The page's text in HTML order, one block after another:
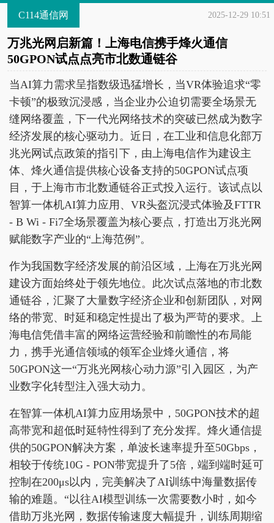
C114通信网 2025-12-29 10:51
万兆光网启新篇！上海电信携手烽火通信
50GPON试点点亮市北数通链谷
当AI算力需求呈指数级迅猛增长，当VR体验追求“零
卡顿”的极致沉浸感，当企业办公迫切需要全场景无
缝网络覆盖，下一代光网络技术的突破已然成为数字
经济发展的核心驱动力。近日，在工业和信息化部万
兆光网试点政策的指引下，由上海电信作为建设主
体、烽火通信提供核心设备支持的50GPON试点项
目，于上海市市北数通链谷正式投入运行。该试点以
智算一体机AI算力应用、VR头盔沉浸式体验及FTTR
- B Wi - Fi7全场景覆盖为核心要点，打造出万兆光网
赋能数字产业的“上海范例”。
作为我国数字经济发展的前沿区域，上海在万兆光网
建设方面始终处于领先地位。此次试点落地的市北数
通链谷，汇聚了大量数字经济企业和创新团队，对网
络的带宽、时延和稳定性提出了极为严苛的要求。上
海电信凭借丰富的网络运营经验和前瞻性的布局能
力，携手光通信领域的领军企业烽火通信，将
50GPON这一“万兆光网核心动力源”引入园区，为产
业数字化转型注入强大动力。
在智算一体机AI算力应用场景中，50GPON技术的超
高带宽和超低时延特性得到了充分发挥。烽火通信提
供的50GPON解决方案，单波长速率提升至50Gbps，
相较于传统10G - PON带宽提升了5倍，端到端时延可
控制在200μs以内，完美解决了AI训练中海量数据传
输的难题。“以往AI模型训练一次需要数小时，如今
借助万兆光网，数据传输速度大幅提升，训练周期缩